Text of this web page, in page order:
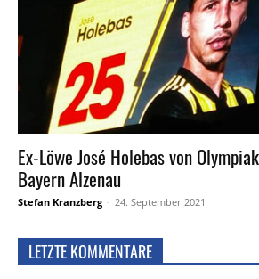
Ex-Löwe José Holebas von
Bayern Alzenau
Stefan Kranzberg - 24. September 2021
LETZTE KOMMENTARE